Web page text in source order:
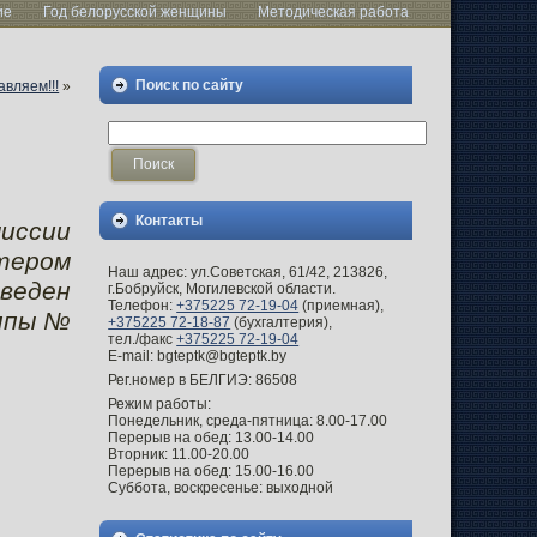
Год белорусской женщины Методическая работа
»
№
Поиск по сайту
Контакты
Наш адрес: ул.Советская, 61/42, 213826,
г.Бобруйск, Могилевской области.
Телефон:+375225 72-19-04 (приемная),
+375225 72-18-87 (бухгалтерия),
тел./факс+375225 72-19-04
E-mail: bgteptk@bgteptk.by
Рег.номер в БЕЛГИЭ: 86508
Режим работы:
Понедельник, среда-пятница: 8.00-17.00
Перерыв на обед: 13.00-14.00
Вторник: 11.00-20.00
Перерыв на обед: 15.00-16.00
Суббота, воскресенье: выходной